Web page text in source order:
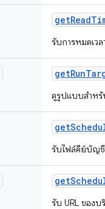
getRead
รับการหมดเว
getRun
ดูรูปแบบสำหรั
get
รับไฟล์คีย์บัญชี
get
รับ URL ของบ